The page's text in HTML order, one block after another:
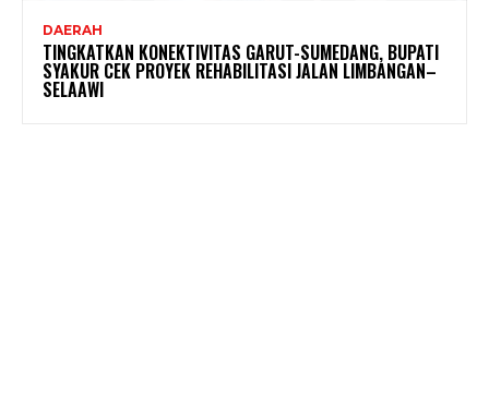
DAERAH
TINGKATKAN KONEKTIVITAS GARUT-SUMEDANG, BUPATI
SYAKUR CEK PROYEK REHABILITASI JALAN LIMBANGAN–
SELAAWI